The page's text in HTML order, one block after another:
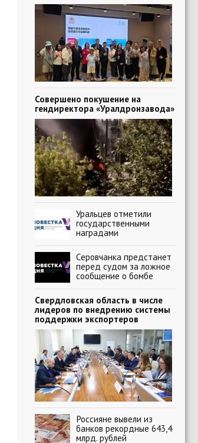
Совершено покушение на
гендиректора «Уралдронзавода»
Уральцев отметили
государственными
наградами
Серовчанка предстанет
перед судом за ложное
сообщение о бомбе
Свердловская область в числе
лидеров по внедрению системы
поддержки экспортеров
Россияне вывели из
банков рекордные 643,4
млрд. рублей